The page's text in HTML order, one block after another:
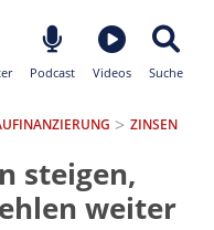
Podcast Videos Suche
ZINSEN
steigen,
weiter